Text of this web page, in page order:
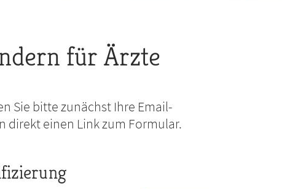
für Ärzte
Sie bitte zunächst Ihre Email-
direkt einen Link zum Formular.